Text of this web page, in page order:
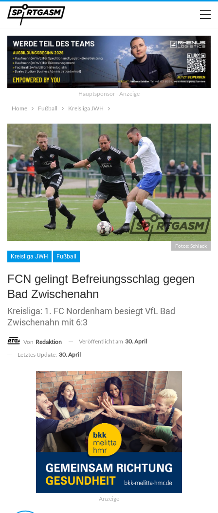
Hauptsponsor - Anzeige
Home
Fußball Kreisliga JWH
Fotos: Schlack
Kreisliga JWH Fußball
FCN gelingt Befreiungsschlag gegen
Bad Zwischenahn
Kreisliga: 1. FC Nordenham besiegt VfL Bad
Zwischenahn mit 6:3
Von Redaktion Veröffentlicht am 30. April
Letztes Update: 30. April
Anzeige